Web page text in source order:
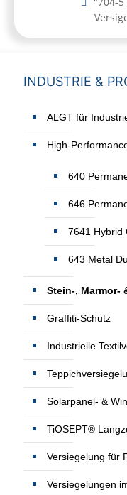
INDUSTRIE &
ALGT für
High-
640
646
7641 Hybrid
643 Metal
Stein-, Marmor-
Graffiti-Schutz
Industrielle
Solarpanel- &
TiOSEPT®
Versiegelung für
Versiegelungen